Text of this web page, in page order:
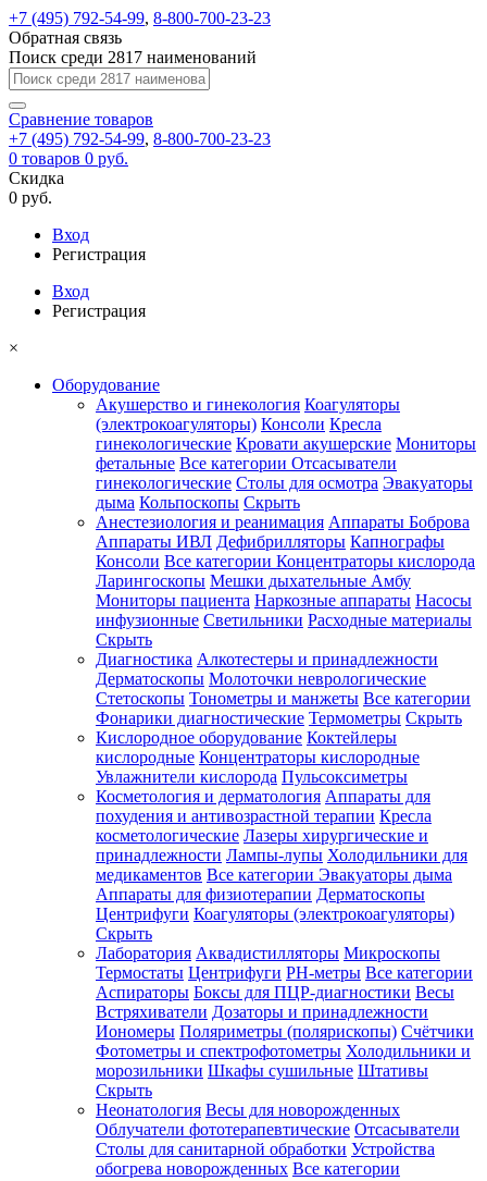
+7 (495) 792-54-99, 8-800-700-23-23
Обратная связь
Поиск среди 2817 наименований
Сравнение товаров
+7 (495) 792-54-99, 8-800-700-23-23
0 товаров 0 руб.
Скидка
0 руб.
Вход
Регистрация
Вход
Регистрация
×
Оборудование
Акушерство и гинекология Коагуляторы
(электрокоагуляторы) Консоли Кресла
гинекологические Кровати акушерские Мониторы
фетальные Все категории Отсасыватели
гинекологические Столы для осмотра Эвакуаторы
дыма Кольпоскопы Скрыть
Анестезиология и реанимация Аппараты Боброва
Аппараты ИВЛ Дефибрилляторы Капнографы
Консоли Все категории Концентраторы кислорода
Ларингоскопы Мешки дыхательные Амбу
Мониторы пациента Наркозные аппараты Насосы
инфузионные Светильники Расходные материалы
Скрыть
Диагностика Алкотестеры и принадлежности
Дерматоскопы Молоточки неврологические
Стетоскопы Тонометры и манжеты Все категории
Фонарики диагностические Термометры Скрыть
Кислородное оборудование Коктейлеры
кислородные Концентраторы кислородные
Увлажнители кислорода Пульсоксиметры
Косметология и дерматология Аппараты для
похудения и антивозрастной терапии Кресла
косметологические Лазеры хирургические и
принадлежности Лампы-лупы Холодильники для
медикаментов Все категории Эвакуаторы дыма
Аппараты для физиотерапии Дерматоскопы
Центрифуги Коагуляторы (электрокоагуляторы)
Скрыть
Лаборатория Аквадистилляторы Микроскопы
Термостаты Центрифуги PH-метры Все категории
Аспираторы Боксы для ПЦР-диагностики Весы
Встряхиватели Дозаторы и принадлежности
Иономеры Поляриметры (полярископы) Счётчики
Фотометры и спектрофотометры Холодильники и
морозильники Шкафы сушильные Штативы
Скрыть
Неонатология Весы для новорожденных
Облучатели фототерапевтические Отсасыватели
Столы для санитарной обработки Устройства
обогрева новорожденных Все категории